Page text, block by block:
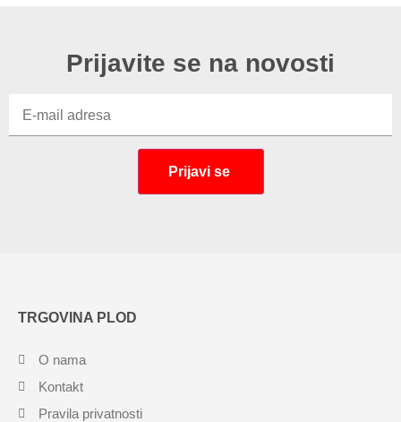
Prijavite se na novosti
TRGOVINA PLOD
O nama
Kontakt
Pravila privatnosti